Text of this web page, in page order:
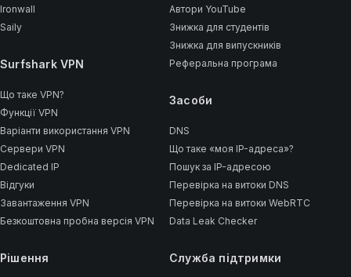
Ironwall
Saily
Surfshark VPN
Що таке VPN?
Функції VPN
Варіанти використання VPN
Сервери VPN
Dedicated IP
Відгуки
Завантаження VPN
Безкоштовна пробна версія VPN
Рішення
Автори YouTube
Знижка для студентів
Знижка для випускників
Реферальна програма
Засоби
DNS
Що таке «моя IP-адреса»?
Пошук за IP-адресою
Перевірка на витоки DNS
Перевірка на витоки WebRTC
Data Leak Checker
Cлужба підтримки